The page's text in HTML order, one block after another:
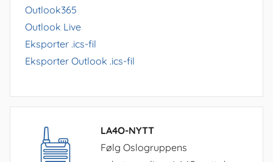
Outlook365
Outlook Live
Eksporter .ics-fil
Eksporter Outlook .ics-fil
LA4O-NYTT
Følg Oslogruppens